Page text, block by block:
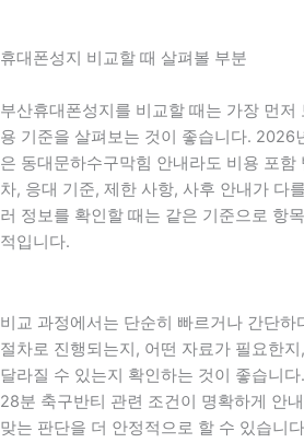
휴대폰성지 비교할 때 살펴볼 부분
부산휴대폰성지를 비교할 때는 가장 먼저
용 기준을 살펴보는 것이 좋습니다.
은 동대문하수구막힘 안내라도 비용 포함
차, 응대 기준, 제한 사항, 사후 안내가 다
러 정보를 확인할 때는 같은 기준으로 항
적입니다.
비교 과정에서는 단순히 빠르거나 간단하
절차로 진행되는지, 어떤 자료가 필요한
달라질 수 있는지 확인하는 것이 좋습니
28분 축구반티 관련 조건이 명확하게 안
맞는 판단을 더 안정적으로 할 수 있습니